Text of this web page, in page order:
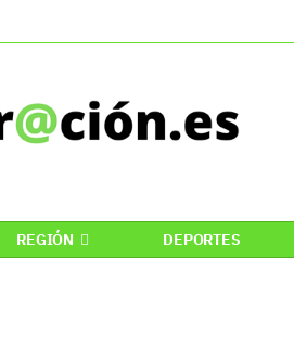
REGIÓN DEPORTES